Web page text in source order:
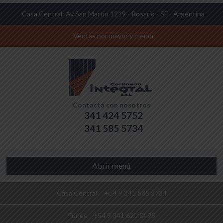
Casa Central: Av San Martín 1219 - Rosario - SF - Argentina
Ventas por mayor y menor
Contactá con nosotros
341 424 5752
341 585 5734
Abrir menú
Casa Central +54 9 341 585 5734
Funes +54 9 341 621 0495